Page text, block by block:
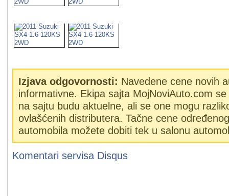
Izjava odgovornosti: Navedene cene novih
informativne. Ekipa sajta MojNoviAuto.com
na sajtu budu aktuelne, ali se one mogu
ovlašćenih distributera. Tačne cene
automobila možete dobiti tek u salonu
Komentari servisa Disqus